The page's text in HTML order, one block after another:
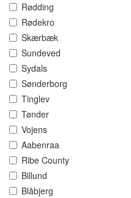
Rødding
Rødekro
Skærbæk
Sundeved
Sydals
Sønderborg
Tinglev
Tønder
Vojens
Aabenraa
Ribe County
Billund
Blåbjerg